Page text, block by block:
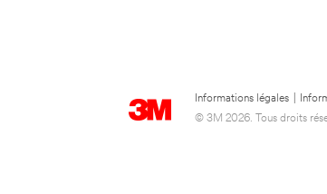
Informations légales
© 3M 2026. Tous droits